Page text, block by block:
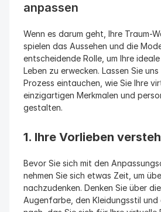
anpassen
Wenn es darum geht, Ihre Traum-
spielen das Aussehen und die
entscheidende Rolle, um Ihre
Leben zu erwecken. Lassen Sie
Prozess eintauchen, wie Sie Ihre
einzigartigen Merkmalen und
gestalten.
1. Ihre Vorlieben
Bevor Sie sich mit den
nehmen Sie sich etwas Zeit, um
nachzudenken. Denken Sie über
Augenfarbe, den Kleidungsstil und